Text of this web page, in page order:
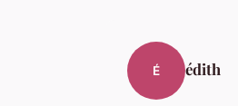
É édith